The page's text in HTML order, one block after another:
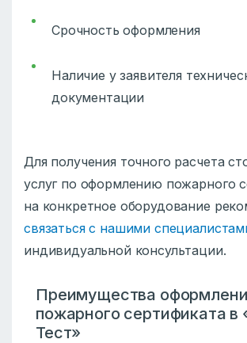
Срочность оформления
Наличие у заявителя
документации
Для получения точного расчета
услуг по оформлению пожарного
на конкретное оборудование
связаться с нашими
индивидуальной консультации.
Преимущества
пожарного сертификата в
Тест»